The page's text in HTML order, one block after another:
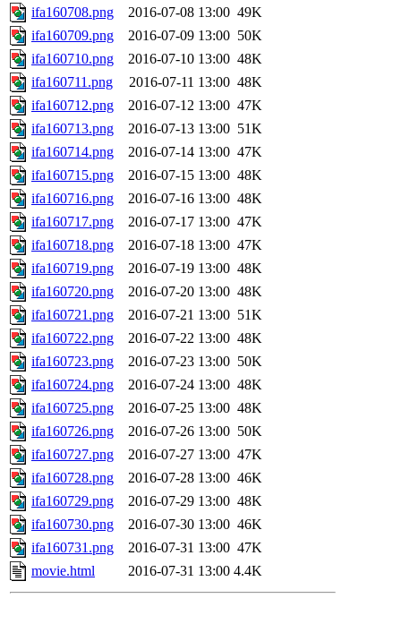
ifa160708.png
2016-07-08 13:00 49K
ifa160709.png
2016-07-09 13:00 50K
ifa160710.png
2016-07-10 13:00 48K
ifa160711.png
2016-07-11 13:00 48K
ifa160712.png
2016-07-12 13:00 47K
ifa160713.png
2016-07-13 13:00 51K
ifa160714.png
2016-07-14 13:00 47K
ifa160715.png
2016-07-15 13:00 48K
ifa160716.png
2016-07-16 13:00 48K
ifa160717.png
2016-07-17 13:00 47K
ifa160718.png
2016-07-18 13:00 47K
ifa160719.png
2016-07-19 13:00 48K
ifa160720.png
2016-07-20 13:00 48K
ifa160721.png
2016-07-21 13:00 51K
ifa160722.png
2016-07-22 13:00 48K
ifa160723.png
2016-07-23 13:00 50K
ifa160724.png
2016-07-24 13:00 48K
ifa160725.png
2016-07-25 13:00 48K
ifa160726.png
2016-07-26 13:00 50K
ifa160727.png
2016-07-27 13:00 47K
ifa160728.png
2016-07-28 13:00 46K
ifa160729.png
2016-07-29 13:00 48K
ifa160730.png
2016-07-30 13:00 46K
ifa160731.png
2016-07-31 13:00 47K
movie.html
2016-07-31 13:00 4.4K